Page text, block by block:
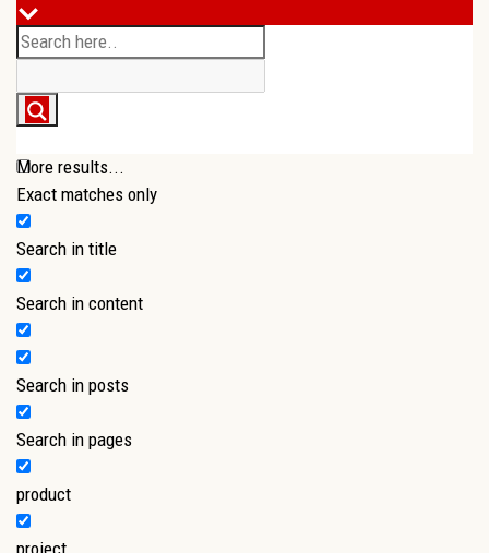
More results...
Exact matches only
Search in title
Search in content
Search in posts
Search in pages
product